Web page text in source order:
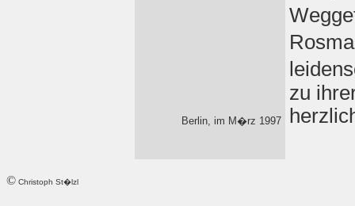
Berlin, im M�rz 1997
zu
© Christoph St�lzl